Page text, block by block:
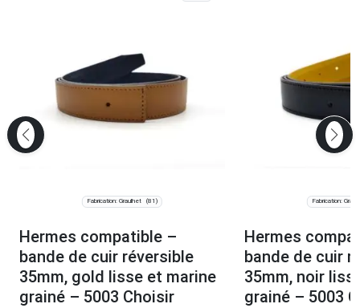
Fabrication: Graulhet (81)
Hermes compatible –
bande de cuir réversible
35mm, gold lisse et marine
grainé – 5003 Choisir
Fabrication:
Hermes
bande de cuir
35mm, noir
grainé – 5003